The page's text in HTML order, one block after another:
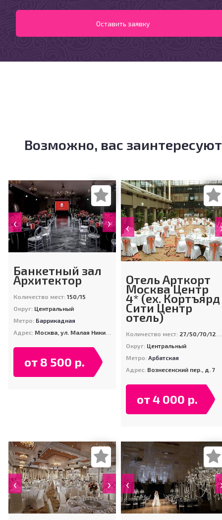
Возможно, вас заинтересуют
‹ ›
Банкетный зал
Архитектор
Количество мест:150/15
Округ: Центральный
Метро: Баррикадная
Адрес: Москва, ул. Малая Никитская, д. 20
от 8 500 р.
‹
Отель Арткорт
Москва Центр
4* (ex. Кортъярд
Сити Центр
отель)
Количество мест: 27/50/70/120/150
Округ: Центральный
Метро: Арбатская
Адрес: Вознесенский пер., д. 7
от 4 000 р.
‹ › ‹